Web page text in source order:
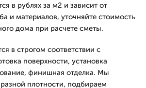
в рублях за м2 и зависит от
и материалов, уточняйте стоимость
дома при расчете сметы.
в строгом соответствии с
поверхности, установка
финишная отделка. Мы
плотности, подбираем